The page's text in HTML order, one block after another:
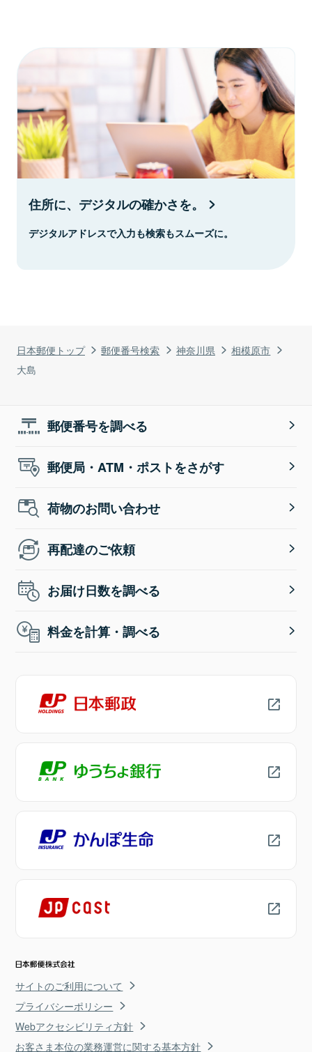
日本郵便トップ 郵便番号検索 神奈川県
相模原市
大島
住所に、デジタルの確かさを。
デジタルアドレスで入力も検索もスムーズに。
郵便番号を調べる
郵便局・ATM・ポストをさがす
荷物のお問い合わせ
再配達のご依頼
お届け日数を調べる
料金を計算・調べる
サイトのご利用について
プライバシーポリシー
Webアクセシビリティ方針
お客さま本位の業務運営に関する基本方針